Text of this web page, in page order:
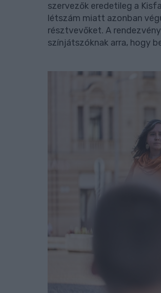
szervezők eredetileg a
létszám miatt azonban
résztvevőket. A
színjátszóknak arra, hogy